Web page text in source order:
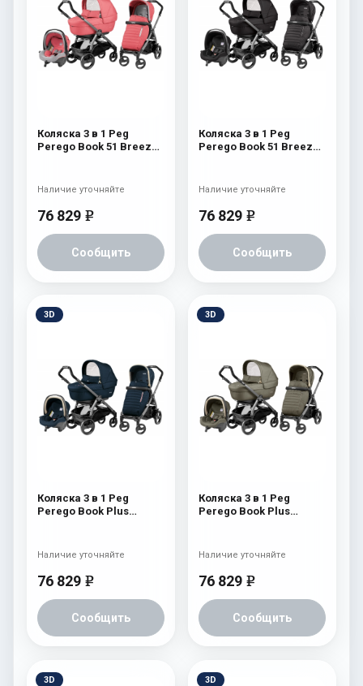
Коляска 3 в 1 Peg
Perego Book 51 Breeze
76 829 e
Сообщить
Наличие уточняйте
Коляска 3 в 1 Peg
Perego Book 51 Breeze
76 829 e
Сообщить
Наличие уточняйте
3D
Коляска 3 в 1 Peg
Perego Book Plus
76 829 e
Сообщить
Наличие уточняйте
3D
Коляска 3 в 1 Peg
Perego Book Plus
76 829 e
Сообщить
Наличие уточняйте
3D 3D